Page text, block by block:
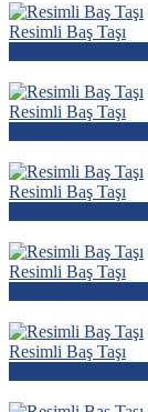
Resimli Baş Taşı
Resimli Baş Taşı
Resimli Baş Taşı
Resimli Baş Taşı
Resimli Baş Taşı